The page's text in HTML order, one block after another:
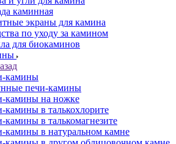
каминная
экраны для камина
по уходу за камином
для биокаминов
камины
печи-камины
камины на ножке
камины в талькохлорите
камины в талькомагнезите
камины в натуральном камне